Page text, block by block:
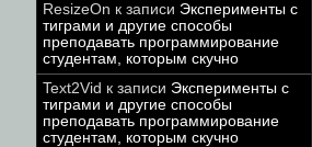
ResizeOn к записи Эксперименты с
тиграми и другие способы
преподавать программирование
студентам, которым скучно
Text2Vid к записи Эксперименты с
тиграми и другие способы
преподавать программирование
студентам, которым скучно